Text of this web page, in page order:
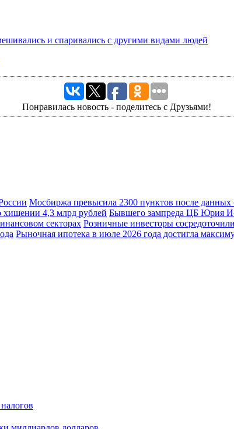
и спаривались с другими видами людей
Понравилась новость - поделитесь с Друзьями!
Мосбиржа превысила 2300 пунктов после данных
Бывшего зампреда ЦБ Юрия
Розничные инвесторы
Рыночная ипотека в июле 2026 года достигла